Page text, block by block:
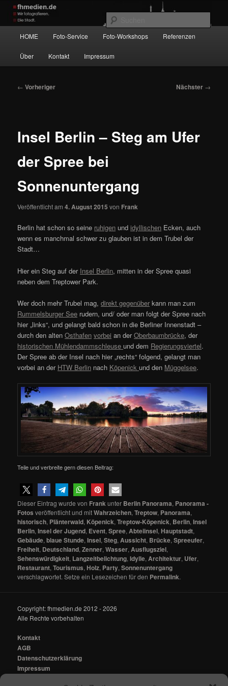
Zum
primären
Inhalt
springen
Wir fotografieren die Hauptstadt!
HOME Foto-Service Foto-Workshops Referenzen
Über Kontakt Impressum
Beitragsnavigation
← Vorheriger Nächster →
Insel Berlin – Steg am Ufer
der Spree bei
Sonnenuntergang
Veröffentlicht am4. August 2015 von Frank
Berlin hat schon so seine ruhigen undidyllischen Ecken, auch
wenn es manchmal schwer zu glauben ist in dem Trubel der
Stadt…
Hier ein Steg auf der Insel Berlin, mitten in der Spree quasi
neben dem Treptower Park.
Wer doch mehr Trubel mag,direkt gegenüber kann man zum
Rummelsburger See rudern, und/ oder man folgt der Spree nach
hier „links“, und gelangt bald schon in die Berliner Innenstadt –
durch den altenOsthafen vorbei an derOberbaumbrücke, der
historischen Mühlendammschleuseund dem Regierungsviertel.
Der Spree ab der Insel nach hier „rechts“ folgend, gelangt man
vorbei an der HTW Berlin nach Köpenickund den Müggelsee.
Teile und verbreite gern diesen Beitrag:
Dieser Eintrag wurde von Frankunter Berlin Panorama, Panorama -
Fotos veröffentlicht und mitWahrzeichen,Treptow, Panorama,
historisch, Plänterwald, Köpenick,Treptow-Köpenick, Berlin,Insel
Berlin,Insel der Jugend, Event,Spree, Abteiinsel, Hauptstadt,
Gebäude,blaue Stunde,Insel,Steg, Aussicht, Brücke,Spreeufer,
Freiheit, Deutschland,Zenner,Wasser, Ausflugsziel,
Sehenswürdigkeit, Langzeitbelichtung,Idylle, Architektur, Ufer,
Restaurant,Tourismus, Holz, Party,Sonnenuntergang
verschlagwortet. Setze ein Lesezeichen für den Permalink.
Copyright: fhmedien.de 2012 - 2026
Alle Rechte vorbehalten
Kontakt
AGB
Datenschutzerklärung
Impressum